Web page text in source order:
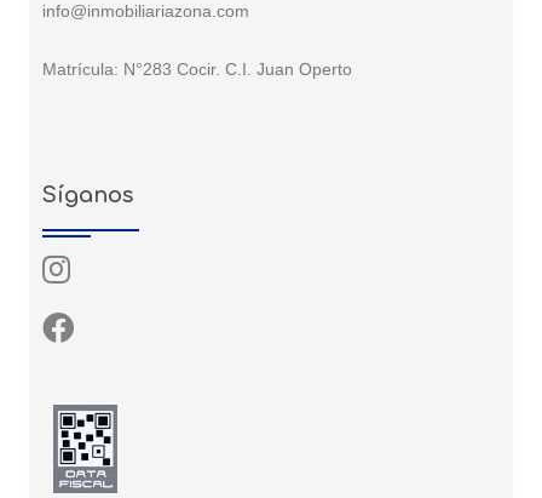
info@inmobiliariazona.com
Matrícula: N°283 Cocir. C.I. Juan Operto
Síganos